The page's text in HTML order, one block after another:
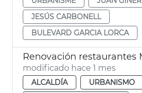
JESÚS CARBONELL
BULEVARD GARCIA LORCA
modificado hace 1 mes
ALCALDÍA
URBANISMO